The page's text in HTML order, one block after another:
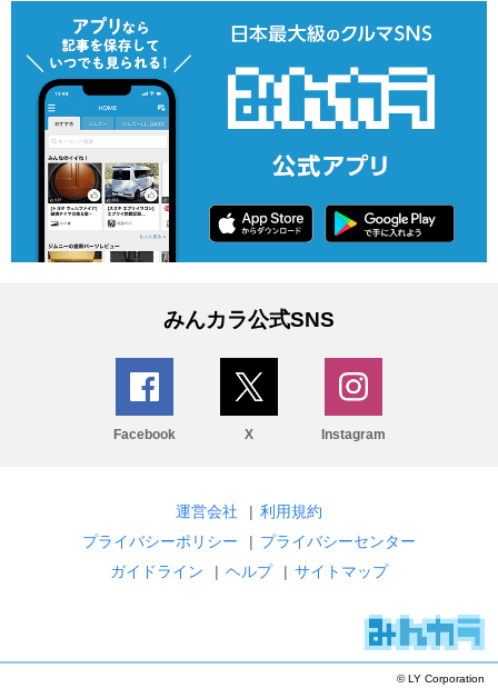
みんカラ公式SNS
Facebook X Instagram
運営会社 | 利用規約
プライバシーポリシー
| プライバシーセンター
ガイドライン
| ヘルプ | サイトマップ
© LY Corporation